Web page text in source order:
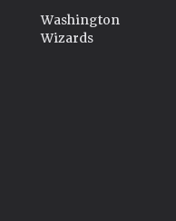
Washington
Wizards